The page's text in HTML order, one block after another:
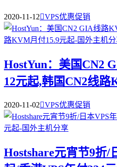
2020-11-12VPS优惠促销
HostYun：美国CN2
12元起,韩国CN2线
2020-11-02VPS优惠促销
Hostshare元宵节9折/